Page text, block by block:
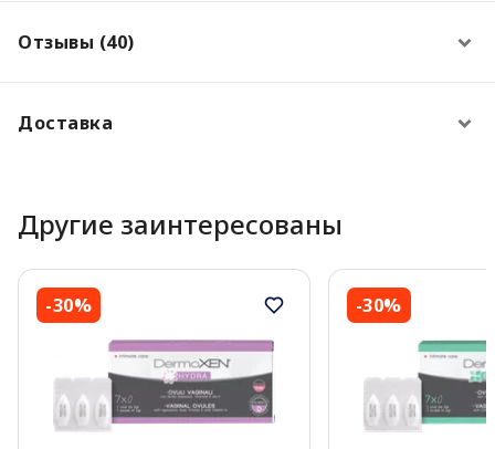
Отзывы (40)
Доставка
Другие заинтересованы
-30% -30%